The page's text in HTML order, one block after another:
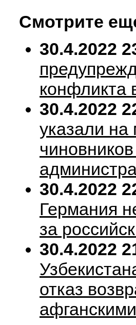
Смотрите
30.4.2022
конфликта
30.4.2022
указали на
30.4.2022
Германия
за
30.4.2022
отказ